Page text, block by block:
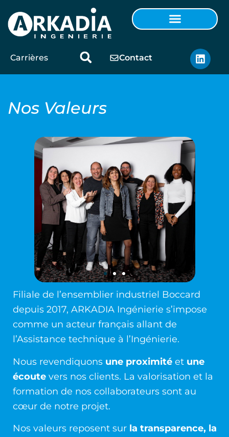
Carrières Contact
Nos Valeurs
Filiale de l’ensemblier industriel Boccard
depuis 2017, ARKADIA Ingénierie s’impose
comme un acteur français allant de
l’Assistance technique à l’Ingénierie.
Nous revendiquons une proximité et une
écoute vers nos clients. La valorisation et la
formation de nos collaborateurs sont au
cœur de notre projet.
Nos valeurs reposent sur la transparence, la